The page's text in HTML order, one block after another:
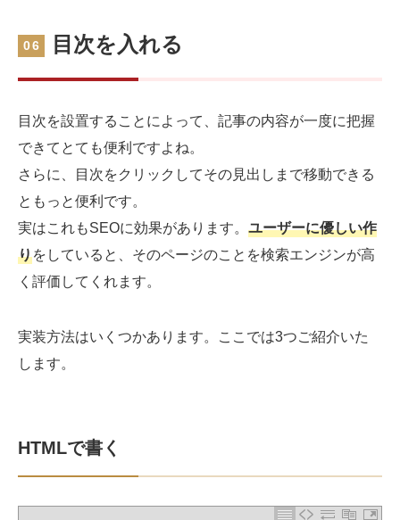
06 目次を入れる
目次を設置することによって、記事の内容が一度に把握
できてとても便利ですよね。
さらに、目次をクリックしてその見出しまで移動できる
ともっと便利です。
実はこれもSEOに効果があります。 ユーザーに優しい作
りをしていると、そのページのことを検索エンジンが高
く評価してくれます。
実装方法はいくつかあります。ここでは3つご紹介いた
します。
HTMLで書く